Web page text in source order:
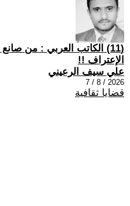
(11) الكاتب العربي : من
الإعتراف !!
علي سيف الرعيني
2026 / 8 / 7
قضايا ثقافية